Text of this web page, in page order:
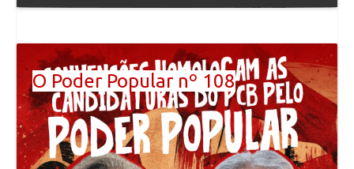
O Poder Popular nº 108